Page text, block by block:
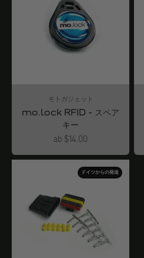
モトガジェット
mo.lock RFID - スペア
キー
Angebot
ab $14.00
ドイツからの発送